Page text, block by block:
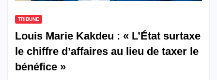
TRIBUNE
Louis Marie Kakdeu : « L’État surtaxe
le chiffre d’affaires au lieu de taxer le
bénéfice »